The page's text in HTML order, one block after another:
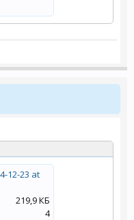
12-23 at
219,9 КБ
4